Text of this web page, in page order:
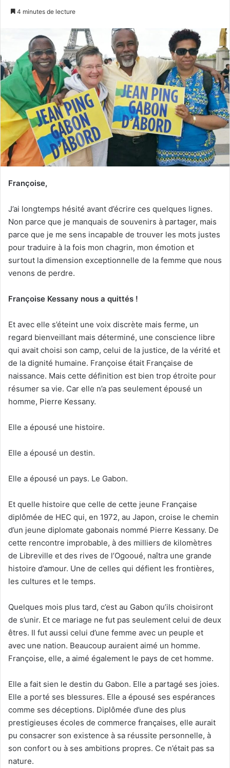
o
y
e
r
u
n
c
o
u
r
r
i
4 minutes de lecture
Françoise,
J’ai longtemps hésité avant d’écrire ces quelques lignes.
Non parce que je manquais de souvenirs à partager, mais
parce que je me sens incapable de trouver les mots justes
pour traduire à la fois mon chagrin, mon émotion et
surtout la dimension exceptionnelle de la femme que nous
venons de perdre.
Françoise Kessany nous a quittés !
Et avec elle s’éteint une voix discrète mais ferme, un
regard bienveillant mais déterminé, une conscience libre
qui avait choisi son camp, celui de la justice, de la vérité et
de la dignité humaine. Françoise était Française de
naissance. Mais cette définition est bien trop étroite pour
résumer sa vie. Car elle n’a pas seulement épousé un
homme, Pierre Kessany.
Elle a épousé une histoire.
Elle a épousé un destin.
Elle a épousé un pays. Le Gabon.
Et quelle histoire que celle de cette jeune Française
diplômée de HEC qui, en 1972, au Japon, croise le chemin
d’un jeune diplomate gabonais nommé Pierre Kessany. De
cette rencontre improbable, à des milliers de kilomètres
de Libreville et des rives de l’Ogooué, naîtra une grande
histoire d’amour. Une de celles qui défient les frontières,
les cultures et le temps.
Quelques mois plus tard, c’est au Gabon qu’ils choisiront
de s’unir. Et ce mariage ne fut pas seulement celui de deux
êtres. Il fut aussi celui d’une femme avec un peuple et
avec une nation. Beaucoup auraient aimé un homme.
Françoise, elle, a aimé également le pays de cet homme.
Elle a fait sien le destin du Gabon. Elle a partagé ses joies.
Elle a porté ses blessures. Elle a épousé ses espérances
comme ses déceptions. Diplômée d’une des plus
prestigieuses écoles de commerce françaises, elle aurait
pu consacrer son existence à sa réussite personnelle, à
son confort ou à ses ambitions propres. Ce n’était pas sa
nature.